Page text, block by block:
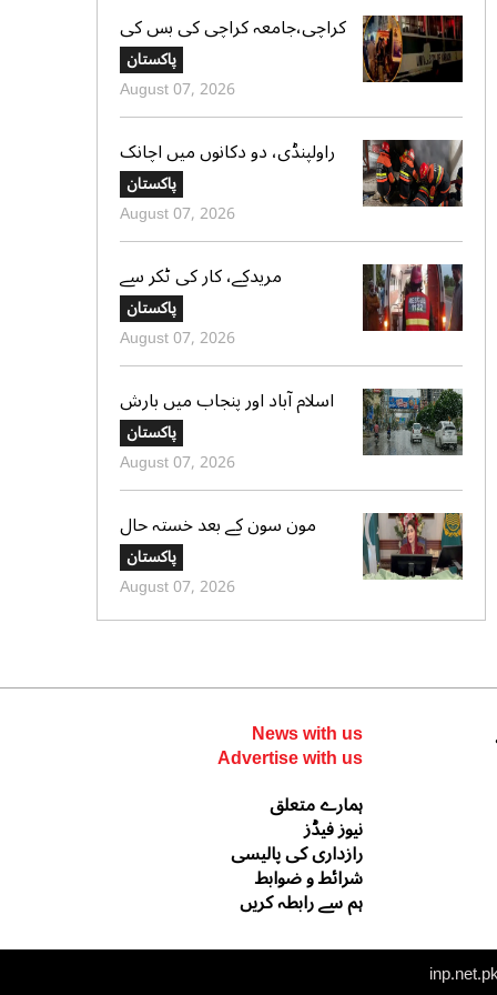
کراچی،جامعہ کراچی کی بس کی
ٹکر سے موٹر سائیکل سوار لڑکی
جاں بحق،ڈرائیور گرفتار
پاکستان
August 07, 2026
راولپنڈی، دو دکانوں میں اچانک
آگ بھڑک اٹھی، ریسکیو کی
بروقت کارروائی، بڑا نقصان ٹل
گیا
پاکستان
August 07, 2026
مریدکے، کار کی ٹکر سے
موٹرسائیکل سوار 2 دوست جاں
بحق، بچہ شدید زخمی
پاکستان
August 07, 2026
اسلام آباد اور پنجاب میں بارش
کی پیشگوئی، کراچی میں بوندا
باندی کا امکان
پاکستان
August 07, 2026
مون سون کے بعد خستہ حال
عمارتوں کا سروے کرایا جائے،
وزیراعلی پنجاب کی ہدایت
پاکستان
August 07, 2026
News with us
Advertise with us
ہمارے متعلق
نیوز فیڈز
رازداری کی پالیسی
شرائط و ضوابط
ہم سے رابطہ کریں